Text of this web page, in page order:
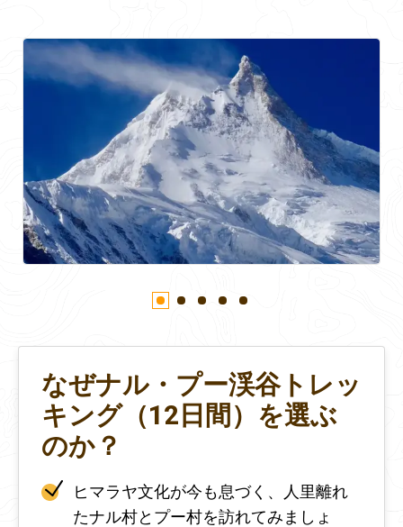
なぜナル・プー渓谷トレッ
キング（12日間）を選ぶ
のか？
ヒマラヤ文化が今も息づく、人里離れ
たナル村とプー村を訪れてみましょ